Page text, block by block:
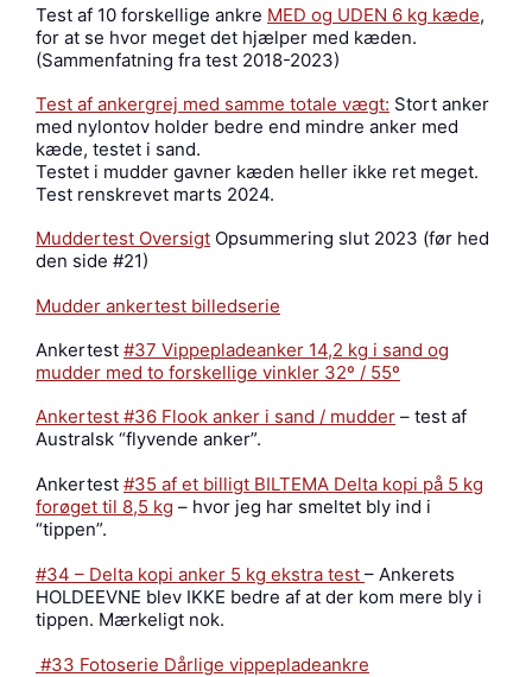
Test af 10 forskellige ankre MED og UDEN 6 kg kæde,
for at se hvor meget det hjælper med kæden.
(Sammenfatning fra test 2018-2023)
Test af ankergrej med samme totale vægt: Stort anker
med nylontov holder bedre end mindre anker med
kæde, testet i sand.
Testet i mudder gavner kæden heller ikke ret meget.
Test renskrevet marts 2024.
Muddertest Oversigt Opsummering slut 2023 (før hed
den side #21)
Mudder ankertest billedserie
Ankertest #37 Vippepladeanker 14,2 kg i sand og
mudder med to forskellige vinkler 32º / 55º
Ankertest #36 Flook anker i sand / mudder – test af
Australsk “flyvende anker”.
Ankertest #35 af et billigt BILTEMA Delta kopi på 5 kg
forøget til 8,5 kg – hvor jeg har smeltet bly ind i
“tippen”.
#34 – Delta kopi anker 5 kg ekstra test – Ankerets
HOLDEEVNE blev IKKE bedre af at der kom mere bly i
tippen. Mærkeligt nok.
#33 Fotoserie Dårlige vippepladeankre